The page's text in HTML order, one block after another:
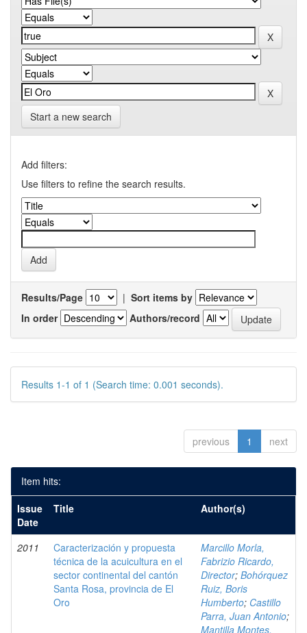
Start a new search
Add filters:
Use filters to refine the search results.
Results/Page | Sort items by
In order
Authors/record
Results 1-1 of 1 (Search time: 0.001 seconds).
previous 1 next
Item hits:
Issue
Date
Title Author(s)
2011
Caracterización y propuesta
técnica de la acuicultura en el
sector continental del cantón
Santa Rosa, provincia de El
Oro
Marcillo Morla,
Fabrizio Ricardo,
Director; Bohórquez
Ruiz, Boris
Humberto; Castillo
Parra, Juan Antonio;
Mantilla Montes,